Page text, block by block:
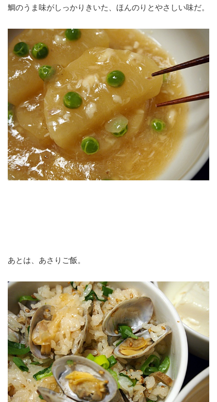
鯛のうま味がしっかりきいた、ほんのりとやさしい味だ。
あとは、あさりご飯。